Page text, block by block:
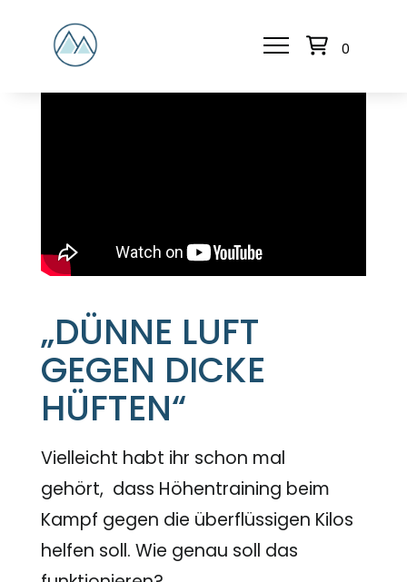
0
„DÜNNE LUFT
GEGEN DICKE
HÜFTEN“
Vielleicht habt ihr schon mal
gehört, dass Höhentraining beim
Kampf gegen die überflüssigen Kilos
helfen soll. Wie genau soll das